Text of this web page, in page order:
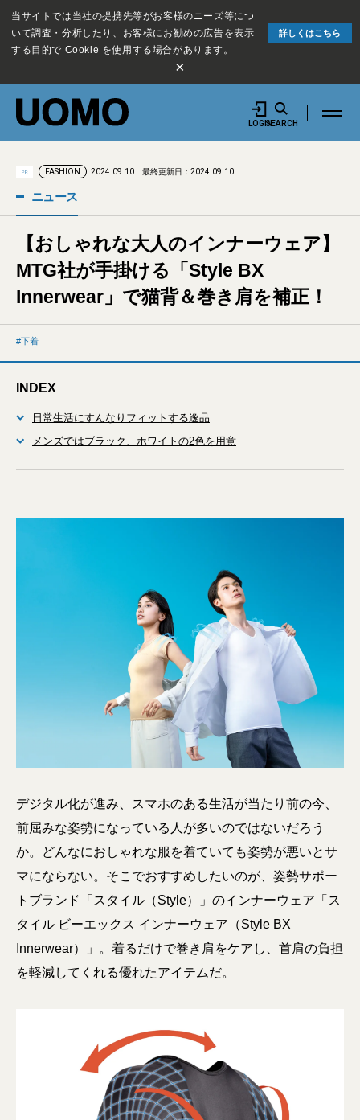
当サイトでは当社の提携先等がお客様のニーズ等につ
いて調査・分析したり、お客様にお勧めの広告を表示
する目的で Cookie を使用する場合があります。
詳しくはこちら
×
LOGINSEARCH
PR FASHION 2024.09.10 最終更新日：2024.09.10
ニュース
【おしゃれな大人のインナーウェア】
MTG社が手掛ける「Style BX
Innerwear」で猫背＆巻き肩を補正！
下着
INDEX
日常生活にすんなりフィットする逸品
メンズではブラック、ホワイトの2色を用意
デジタル化が進み、スマホのある生活が当たり前の今、
前屈みな姿勢になっている人が多いのではないだろう
か。どんなにおしゃれな服を着ていても姿勢が悪いとサ
マにならない。そこでおすすめしたいのが、姿勢サポー
トブランド「スタイル（Style）」のインナーウェア「ス
タイル ビーエックス インナーウェア（Style BX
Innerwear）」。着るだけで巻き肩をケアし、首肩の負担
を軽減してくれる優れたアイテムだ。